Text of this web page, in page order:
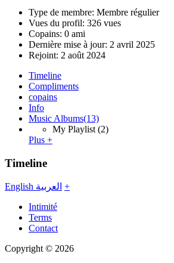
Type de membre: Membre régulier
Vues du profil: 326 vues
Copains: 0 ami
Dernière mise à jour: 2 avril 2025
Rejoint: 2 août 2024
Timeline
Compliments
copains
Info
Music Albums(13)
My Playlist (2)
Plus +
Timeline
English العربية +
Intimité
Terms
Contact
Copyright © 2026